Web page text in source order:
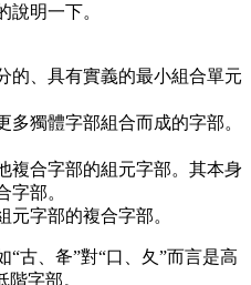
說明一下。
的、具有實義的最小組合單元
多獨體字部組合而成的字部。
複合字部的組元字部。其本身
字部。
元字部的複合字部。
古、夅”對“口、夂”而言是高
字部。